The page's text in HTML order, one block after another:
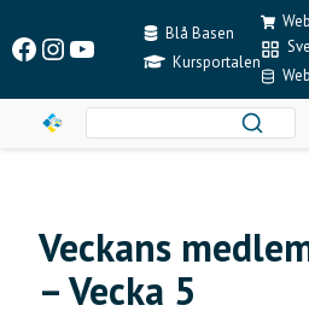
content
Facebook
Instagram
YouTubeBlå Basen
Kursportalen
Veckans
– Vecka 5